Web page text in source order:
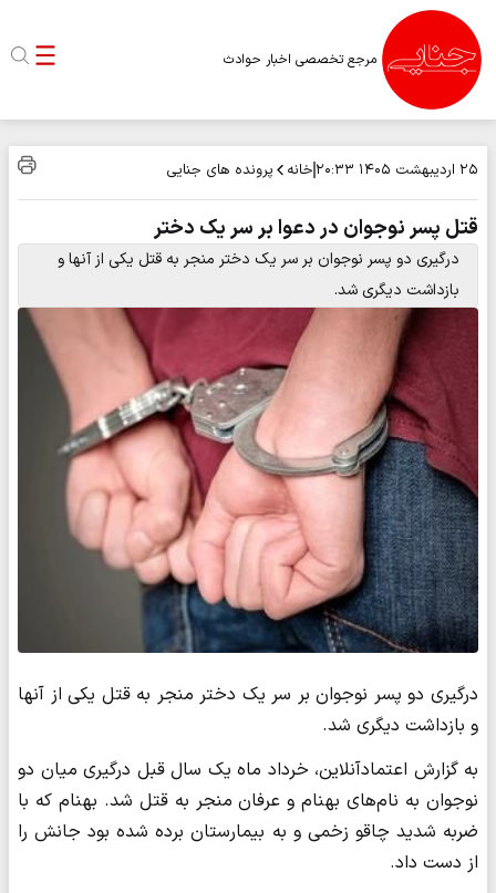
مرجع تخصصی اخبار حوادث
۲۵ اردیبهشت ۱۴۰۵ ۲۰:۳۳ خانه پرونده های جنایی
قتل پسر نوجوان در دعوا بر سر یک دختر
درگیری دو پسر نوجوان بر سر یک دختر منجر به قتل یکی از آنها و
بازداشت دیگری شد.
درگیری دو پسر نوجوان بر سر یک دختر منجر به قتل یکی از آنها
و بازداشت دیگری شد.
به گزارش اعتمادآنلاین، خرداد ماه یک سال قبل درگیری میان دو
نوجوان به نام‌های بهنام و عرفان منجر به قتل شد. بهنام که با
ضربه شدید چاقو زخمی و به بیمارستان برده شده بود جانش را
از دست داد.